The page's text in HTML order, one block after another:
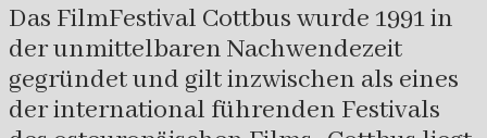
Das FilmFestival Cottbus wurde 1991 in
der unmittelbaren Nachwendezeit
gegründet und gilt inzwischen als eines
der international führenden Festivals